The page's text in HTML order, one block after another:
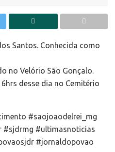
Santos. Conhecida como
no Velório São Gonçalo.
desse dia no Cemitério
#saojoaodelrei_mg
#ultimasnoticias
#jornaldopovao